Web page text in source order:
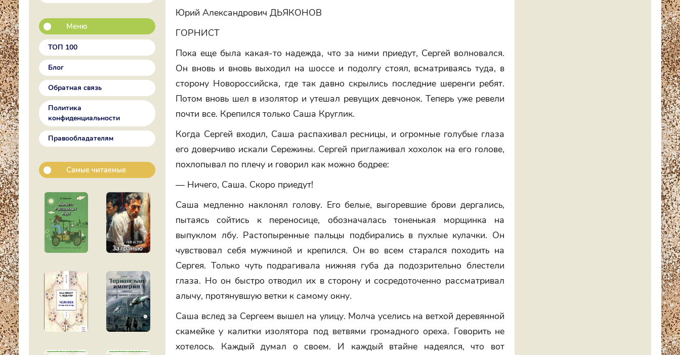
Меню
ТОП 100
Блог
Обратная связь
Политика
конфиденциальности
Правообладателям
Самые читаемые
Юрий Александрович ДЬЯКОНОВ
ГОРНИСТ
Пока еще была какая-то надежда, что за ними приедут, Сергей волновался.
Он вновь и вновь выходил на шоссе и подолгу стоял, всматриваясь туда, в
сторону Новороссийска, где так давно скрылись последние шеренги ребят.
Потом вновь шел в изолятор и утешал ревущих девчонок. Теперь уже ревели
почти все. Крепился только Саша Круглик.
Когда Сергей входил, Саша распахивал ресницы, и огромные голубые глаза
его доверчиво искали Сережины. Сергей приглаживал хохолок на его голове,
похлопывал по плечу и говорил как можно бодрее:
— Ничего, Саша. Скоро приедут!
Саша медленно наклонял голову. Его белые, выгоревшие брови дергались,
пытаясь сойтись к переносице, обозначалась тоненькая морщинка на
выпуклом лбу. Растопыренные пальцы подбирались в пухлые кулачки. Он
чувствовал себя мужчиной и крепился. Он во всем старался походить на
Сергея. Только чуть подрагивала нижняя губа да подозрительно блестели
глаза. Но он быстро отводил их в сторону и сосредоточенно рассматривал
алычу, протянувшую ветки к самому окну.
Саша вслед за Сергеем вышел на улицу. Молча уселись на ветхой деревянной
скамейке у калитки изолятора под ветвями громадного ореха. Говорить не
хотелось. Каждый думал о своем. И каждый втайне надеялся, что вот